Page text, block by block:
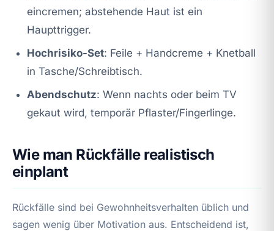
eincremen; abstehende Haut ist ein
Haupttrigger.
Hochrisiko-Set: Feile + Handcreme + Knetball
in Tasche/Schreibtisch.
Abendschutz: Wenn nachts oder beim TV
gekaut wird, temporär Pflaster/Fingerlinge.
Wie man Rückfälle realistisch
einplant
Rückfälle sind bei Gewohnheitsverhalten üblich und
sagen wenig über Motivation aus. Entscheidend ist,